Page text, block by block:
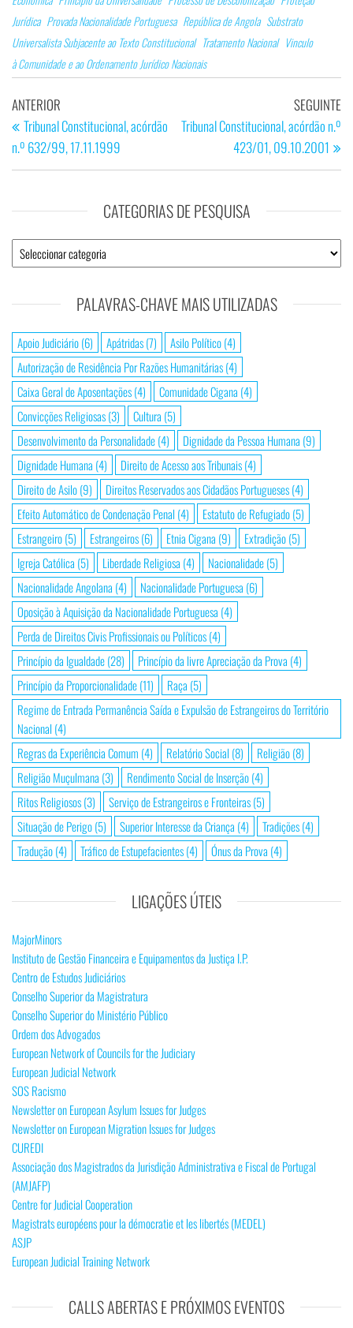
Jurídica Provada Nacionalidade Portuguesa República de Angola Substrato
Universalista Subjacente ao Texto Constitucional Tratamento Nacional Vinculo
à Comunidade e ao Ordenamento Jurídico Nacionais
Navegação
de
artigos
Artigo
anterior
ANTERIOR
Tribunal Constitucional, acórdão
n.º 632/99, 17.11.1999
SEGUINTE
Tribunal Constitucional, acórdão n.º
423/01, 09.10.2001
CATEGORIAS DE PESQUISA
Categorias
de
PALAVRAS-CHAVE MAIS UTILIZADAS
Apoio Judiciário(6) Apátridas(7) Asilo Político(4)
Autorização de Residência Por Razões Humanitárias(4)
Caixa Geral de Aposentações(4) Comunidade Cigana (4)
Convicções Religiosas(3) Cultura (5)
Desenvolvimento da Personalidade(4) Dignidade da Pessoa Humana (9)
Dignidade Humana (4) Direito de Acesso aos Tribunais(4)
Direito de Asilo(9) Direitos Reservados aos Cidadãos Portugueses(4)
Efeito Automático de Condenação Penal (4) Estatuto de Refugiado(5)
Estrangeiro(5) Estrangeiros(6) Etnia Cigana (9) Extradição(5)
Igreja Católica (5) Liberdade Religiosa (4) Nacionalidade(5)
Nacionalidade Angolana (4) Nacionalidade Portuguesa (6)
Oposição à Aquisição da Nacionalidade Portuguesa (4)
Perda de Direitos Civis Profissionais ou Políticos(4)
Princípio da Igualdade(28) Princípio da livre Apreciação da Prova (4)
Princípio da Proporcionalidade(11) Raça (5)
Regime de Entrada Permanência Saída e Expulsão de Estrangeiros do Território
Nacional (4)
Regras da Experiência Comum (4) Relatório Social (8) Religião(8)
Religião Muçulmana (3) Rendimento Social de Inserção(4)
Ritos Religiosos(3) Serviço de Estrangeiros e Fronteiras(5)
Situação de Perigo(5) Superior Interesse da Criança (4) Tradições(4)
Tradução(4) Tráfico de Estupefacientes(4) Ónus da Prova (4)
LIGAÇÕES ÚTEIS
MajorMinors
Instituto de Gestão Financeira e Equipamentos da Justiça I.P.
Centro de Estudos Judiciários
Conselho Superior da Magistratura
Conselho Superior do Ministério Público
Ordem dos Advogados
European Network of Councils for the Judiciary
European Judicial Network
SOS Racismo
Newsletter on European Asylum Issues for Judges
Newsletter on European Migration Issues for Judges
CUREDI
Associação dos Magistrados da Jurisdição Administrativa e Fiscal de Portugal
(AMJAFP)
Centre for Judicial Cooperation
Magistrats européens pour la démocratie et les libertés (MEDEL)
ASJP
European Judicial Training Network
CALLS ABERTAS E PRÓXIMOS EVENTOS